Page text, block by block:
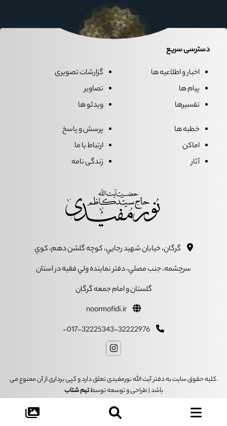
دسترسی سریع
اخبار و اطلاعیه ها
پیام ها
تفسیرها
گزارشات تصویری
تصاویر
ویدئو ها
خطبه ها
اماکن
آثار
پرسش و پاسخ
ارتباط با ما
زندگی نامه
گرگان، خيابان شهيد رجايي، کوچه گلشن دهم، کوي
سرچشمه، جنب مصلي، دفتر نماينده ولي فقيه در استان
گلستان و امام جمعه گرگان
.کلیه حقوق سایت به دفتر آیت الله نورمفیدی تعلق دارد و کپی برداری از آن ممنوع می
باشد | طراحی و توسعه توسطتیم شتاب